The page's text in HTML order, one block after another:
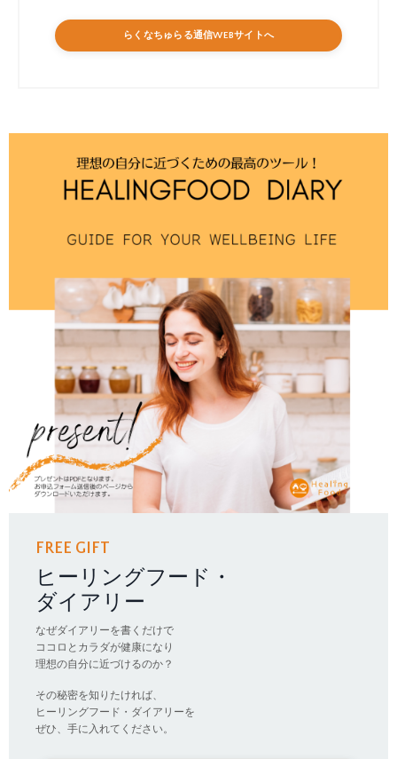
らくなちゅらる通信WEBサイトへ
FREE GIFT
ヒーリングフード・
ダイアリー
なぜダイアリーを書くだけで
ココロとカラダが健康になり
理想の自分に近づけるのか？
その秘密を知りたければ、
ヒーリングフード・ダイアリーを
ぜひ、手に入れてください。